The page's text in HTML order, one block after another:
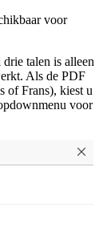
voor
talen is alleen
Als de PDF
of Frans), kiest u
voor